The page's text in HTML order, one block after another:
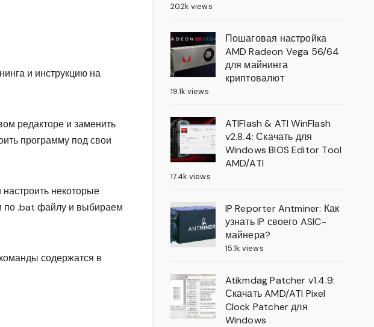
и инструкцию на
редакторе и заменить
программу под свои
некоторые
по .bat файлу и выбираем
содержатся в
20.2k views
Пошаговая настройка
AMD Radeon Vega 56/64
для майнинга
криптовалют
19.1k views
ATIFlash & ATI WinFlash
v2.8.4: Скачать для
Windows BIOS Editor Tool
AMD/ATI
17.4k views
IP Reporter Antminer: Как
узнать IP своего ASIC-
майнера?
15.1k views
Atikmdag Patcher v1.4.9:
Скачать AMD/ATI Pixel
Clock Patcher для
Windows